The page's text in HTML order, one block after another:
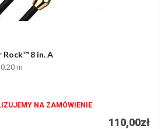
Rock™ 8 in. A
m
NA ZAMÓWIENIE
110,00zł